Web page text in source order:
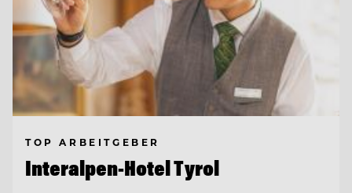
TOP ARBEITGEBER
Interalpen-Hotel Tyrol